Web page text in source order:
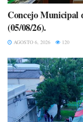
Concejo Municipal
(05/08/26).
AGOSTO 6, 2026 120